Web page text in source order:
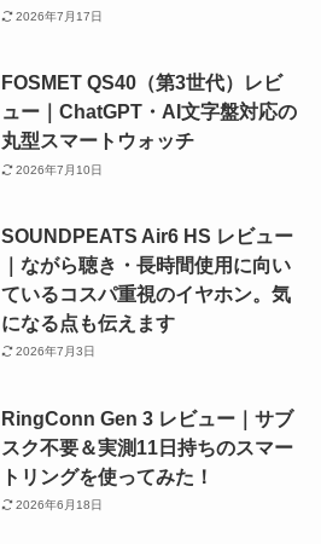
2026年7月17日
FOSMET QS40（第3世代）レビ
ュー｜ChatGPT・AI文字盤対応の
丸型スマートウォッチ
2026年7月10日
SOUNDPEATS Air6 HS レビュー
｜ながら聴き・長時間使用に向い
ているコスパ重視のイヤホン。気
になる点も伝えます
2026年7月3日
RingConn Gen 3 レビュー｜サブ
スク不要＆実測11日持ちのスマー
トリングを使ってみた！
2026年6月18日